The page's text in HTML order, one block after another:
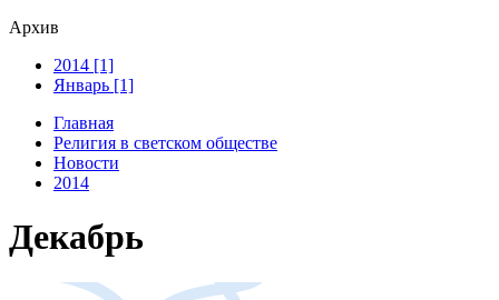
Архив
2014 [1]
Январь [1]
Главная
Религия в светском обществе
Новости
2014
Декабрь